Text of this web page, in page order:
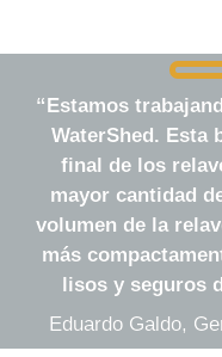
“Estamos
WaterShed. Esta
final de los
mayor cantidad
volumen de la
más
lisos y seguros
Eduardo Galdo,